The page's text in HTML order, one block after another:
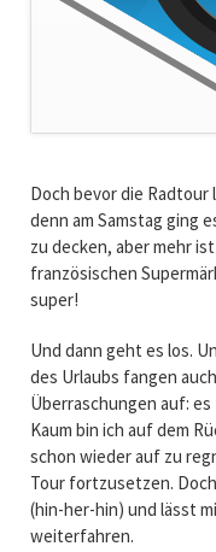
Doch bevor die
denn am Samstag ging
zu decken, aber mehr
französischen
super!
Und dann geht es los.
des Urlaubs fangen
Überraschungen auf:
Kaum bin ich auf dem
schon wieder auf zu
Tour fortzusetzen.
(hin-her-hin) und lässt
weiterfahren.